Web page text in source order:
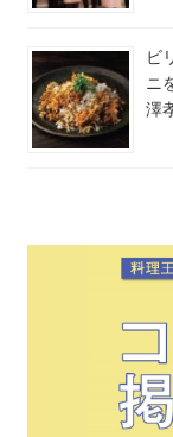
ビ
ニ
澤